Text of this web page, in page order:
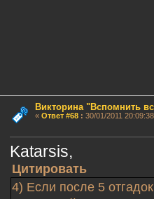
Викторина "Вспомнить
« Ответ #68: 30/01/2011
Katarsis,
Цитировать
4) Если после 5